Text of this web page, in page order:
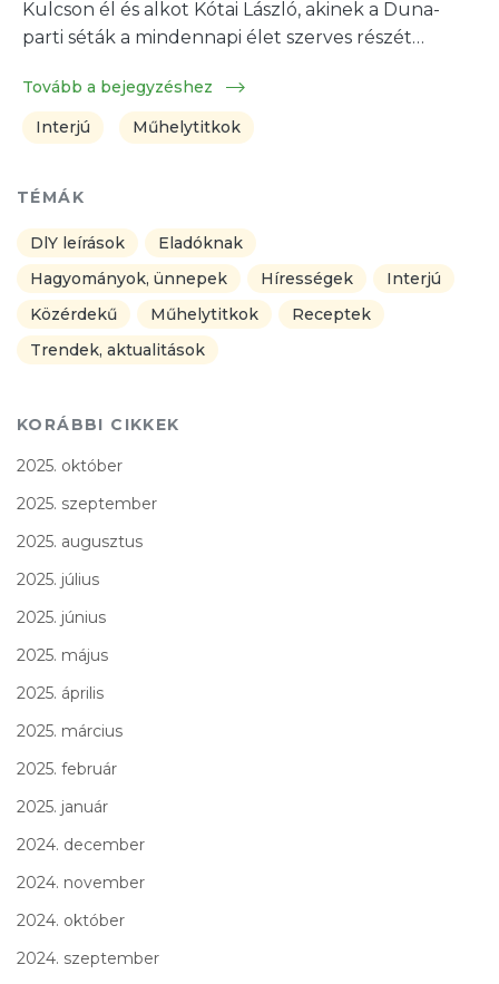
Kulcson él és alkot Kótai László, akinek a Duna-
parti séták a mindennapi élet szerves részét…
Tovább a bejegyzéshez
Interjú
Műhelytitkok
TÉMÁK
DlY leírások
Eladóknak
Hagyományok, ünnepek
Hírességek
Interjú
Közérdekű
Műhelytitkok
Receptek
Trendek, aktualitások
KORÁBBI CIKKEK
2025. október
2025. szeptember
2025. augusztus
2025. július
2025. június
2025. május
2025. április
2025. március
2025. február
2025. január
2024. december
2024. november
2024. október
2024. szeptember